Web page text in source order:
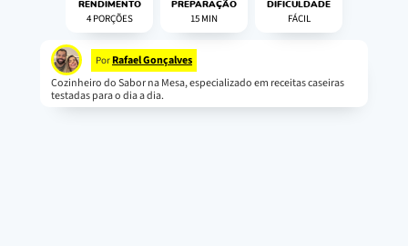
RENDIMENTO
4 PORÇÕES
PREPARAÇÃO
15 MIN
DIFICULDADE
FÁCIL
Por Rafael Gonçalves
Cozinheiro do Sabor na Mesa, especializado em receitas caseiras
testadas para o dia a dia.